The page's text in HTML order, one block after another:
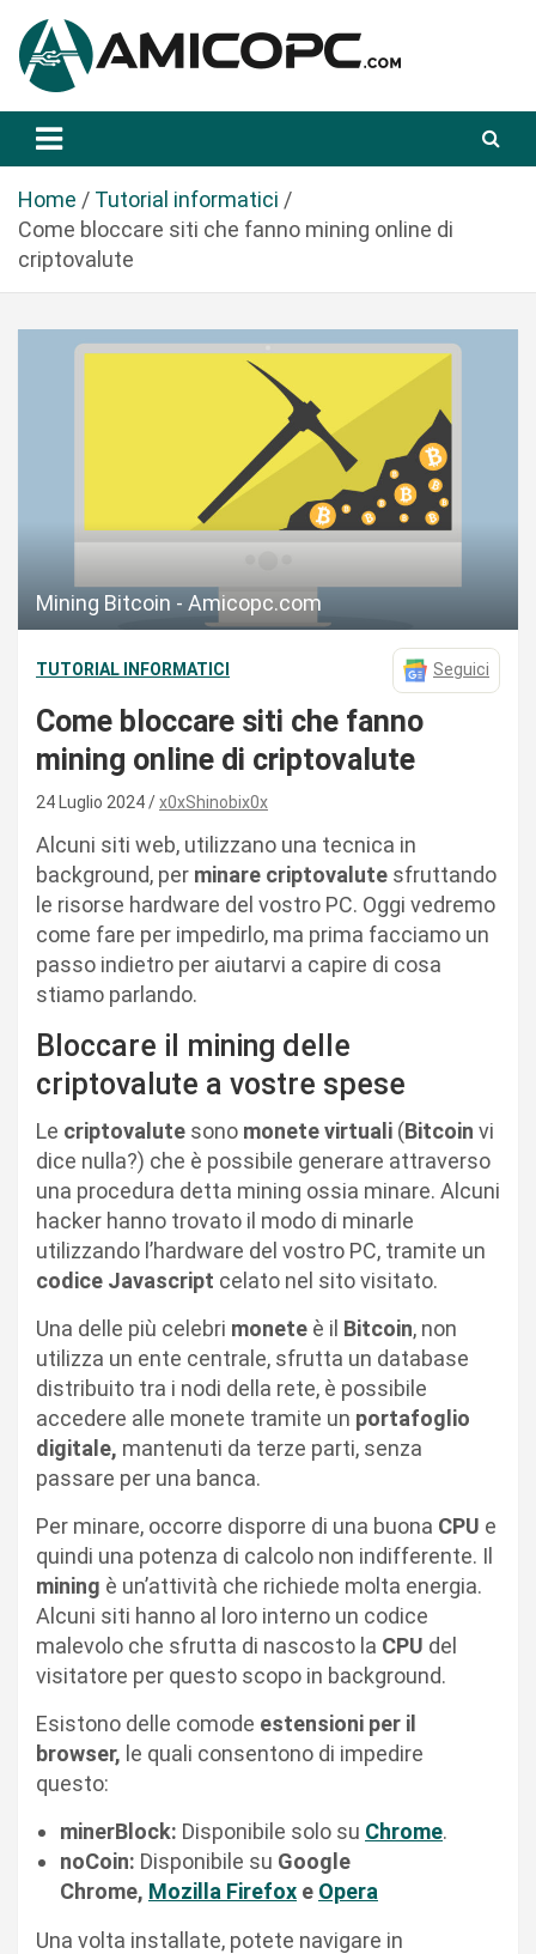
a
Amicopc.com
Home
Tutorial informatici
Come bloccare siti che fanno mining online di
criptovalute
Mining Bitcoin - Amicopc.com
TUTORIAL INFORMATICI Seguici
Come bloccare siti che fanno
mining online di criptovalute
24 Luglio 2024 x0xShinobix0x
Alcuni siti web, utilizzano una tecnica in
background, per minare criptovalute sfruttando
le risorse hardware del vostro PC. Oggi vedremo
come fare per impedirlo, ma prima facciamo un
passo indietro per aiutarvi a capire di cosa
stiamo parlando.
Bloccare il mining delle
criptovalute a vostre spese
Le criptovalute sono monete virtuali (Bitcoin vi
dice nulla?) che è possibile generare attraverso
una procedura detta mining ossia minare. Alcuni
hacker hanno trovato il modo di minarle
utilizzando l’hardware del vostro PC, tramite un
codice Javascript celato nel sito visitato.
Una delle più celebri monete è il Bitcoin, non
utilizza un ente centrale, sfrutta un database
distribuito tra i nodi della rete, è possibile
accedere alle monete tramite un portafoglio
digitale, mantenuti da terze parti, senza
passare per una banca.
Per minare, occorre disporre di una buona CPU e
quindi una potenza di calcolo non indifferente. Il
mining è un’attività che richiede molta energia.
Alcuni siti hanno al loro interno un codice
malevolo che sfrutta di nascosto la CPU del
visitatore per questo scopo in background.
Esistono delle comode estensioni per il
browser, le quali consentono di impedire
questo:
minerBlock: Disponibile solo su Chrome.
noCoin: Disponibile su Google
Chrome, Mozilla Firefox e Opera
Una volta installate, potete navigare in